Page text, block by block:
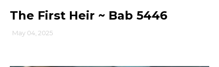
The First Heir ~ Bab 5446
May 04, 2025